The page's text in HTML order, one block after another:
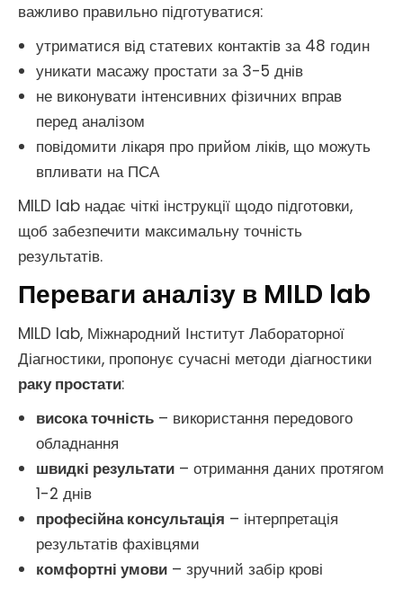
важливо правильно підготуватися:
утриматися від статевих контактів за 48 годин
уникати масажу простати за 3-5 днів
не виконувати інтенсивних фізичних вправ
перед аналізом
повідомити лікаря про прийом ліків, що можуть
впливати на ПСА
MILD lab надає чіткі інструкції щодо підготовки,
щоб забезпечити максимальну точність
результатів.
Переваги аналізу в MILD lab
MILD lab, Міжнародний Інститут Лабораторної
Діагностики, пропонує сучасні методи діагностики
раку простати:
висока точність – використання передового
обладнання
швидкі результати – отримання даних протягом
1-2 днів
професійна консультація – інтерпретація
результатів фахівцями
комфортні умови – зручний забір крові